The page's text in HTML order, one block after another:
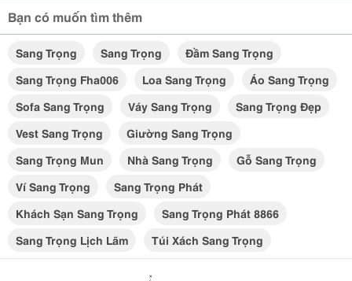
Bạn có muốn tìm thêm
Sang Trọng Sang Trọng
Đầm Sang Trọng
Sang Trọng Fha006
Loa Sang Trọng
Áo Sang Trọng
Sofa Sang Trọng
Váy Sang Trọng
Sang Trọng Đẹp
Vest Sang Trọng
Giường Sang Trọng
Sang Trọng Mun
Nhà Sang Trọng
Gỗ Sang Trọng
Ví Sang Trọng
Sang Trọng Phát
Khách Sạn Sang Trọng
Sang Trọng Phát 8866
Sang Trọng Lịch Lãm
Túi Xách Sang Trọng